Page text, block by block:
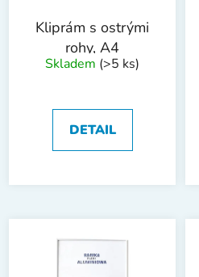
Kliprám s ostrými
rohy, A4
Skladem (>5 ks)
DETAIL